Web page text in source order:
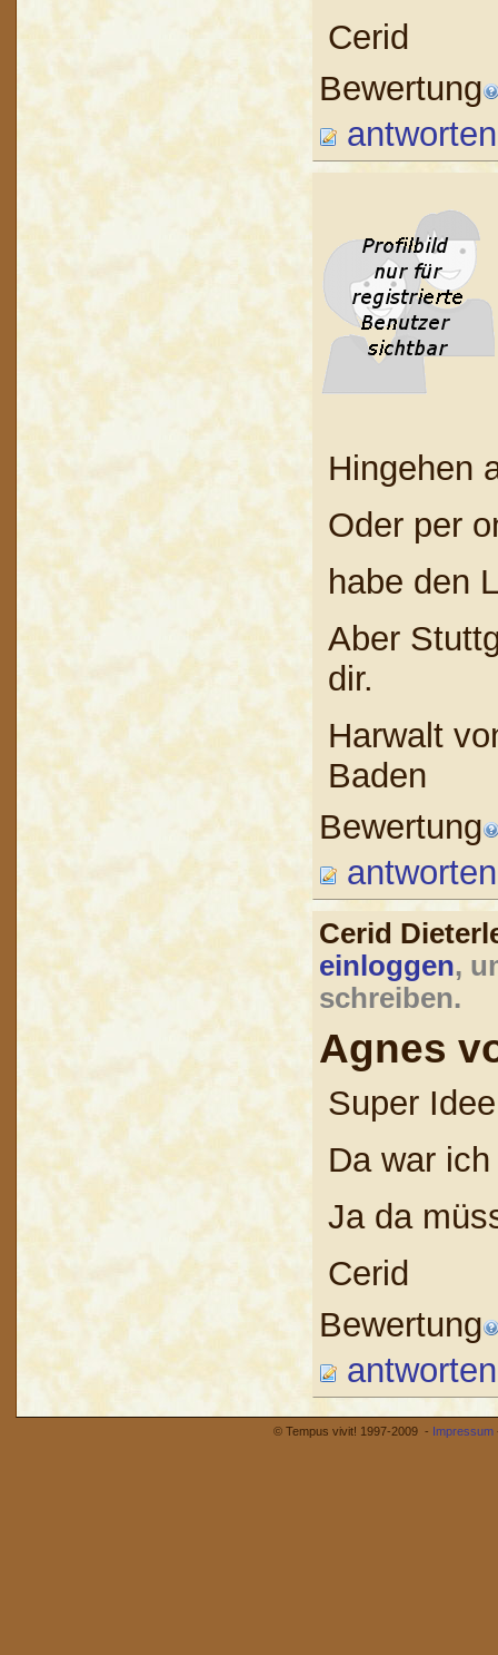
Cerid
Bewertung
antworten
Hingehen
Oder per
habe den
Aber
dir.
Harwalt
Baden
Bewertung
antworten
Cerid
einloggen,
schreiben.
Agnes
Super
Da war
Ja da
Cerid
Bewertung
antworten
© Tempus vivit! 1997-2009 - Impressum